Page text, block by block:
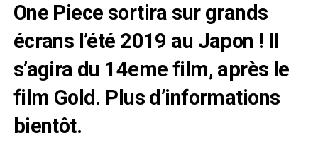
One Piece sortira sur grands
écrans l’été 2019 au Japon ! Il
s’agira du 14eme film, après le
film Gold. Plus d’informations
bientôt.